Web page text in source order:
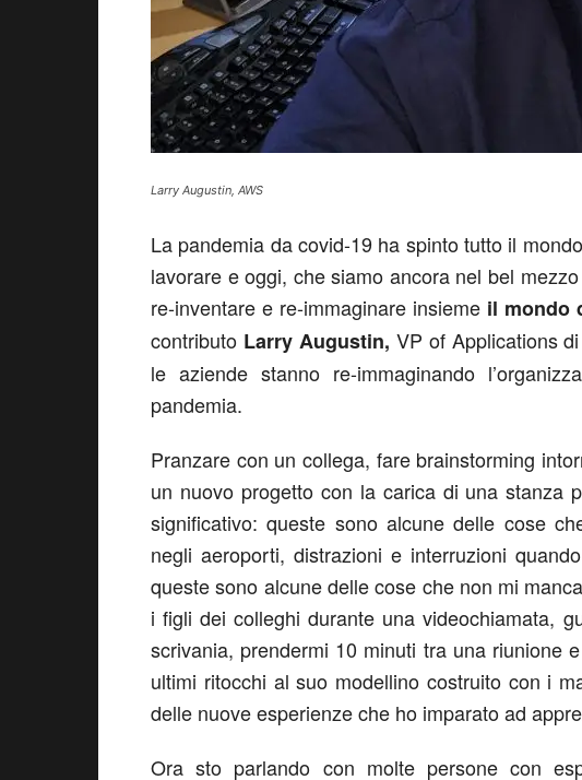
Larry Augustin, AWS
La pandemia da covid-19 ha spinto tutto il
lavorare e oggi, che siamo ancora nel bel
re-inventare e re-immaginare insieme il mondo
contributo Larry Augustin, VP of Applications
le aziende stanno re-immaginando
pandemia.
Pranzare con un collega, fare brainstorming
un nuovo progetto con la carica di una stanza
significativo: queste sono alcune delle cose
negli aeroporti, distrazioni e interruzioni
queste sono alcune delle cose che non mi
i figli dei colleghi durante una videochiamata,
scrivania, prendermi 10 minuti tra una riunione
ultimi ritocchi al suo modellino costruito con i
delle nuove esperienze che ho imparato ad
Ora sto parlando con molte persone con